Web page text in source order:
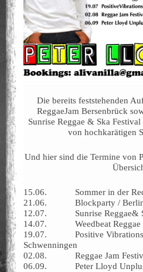
Die bereits feststehenden
ReggaeJam Bersenbrück
Sunrise Reggae & Ska
von hochkarätigen
Und hier sind die Termine von
15.06. Sommer in der
21.06. Blockparty /
12.07. Sunrise Reggae&
14.07. Weedbeat Reggae
19.07. Positive Vibrations
Schwenningen
02.08. Reggae Jam
06.09. Peter Lloyd